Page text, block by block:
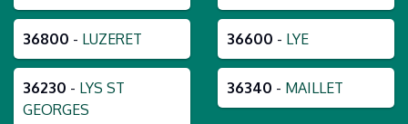
36800 - LUZERET 36600 - LYE
36230 - LYS ST
GEORGES
36340 - MAILLET